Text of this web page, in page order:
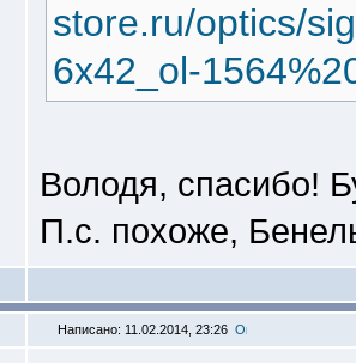
store.ru/optics/
6x42_ol-
Володя, спасибо!
П.с. похоже,
Написано: 11.02.2014, 23:26